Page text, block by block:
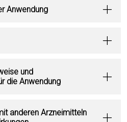
Anwendung
und
die Anwendung
anderen Arzneimitteln